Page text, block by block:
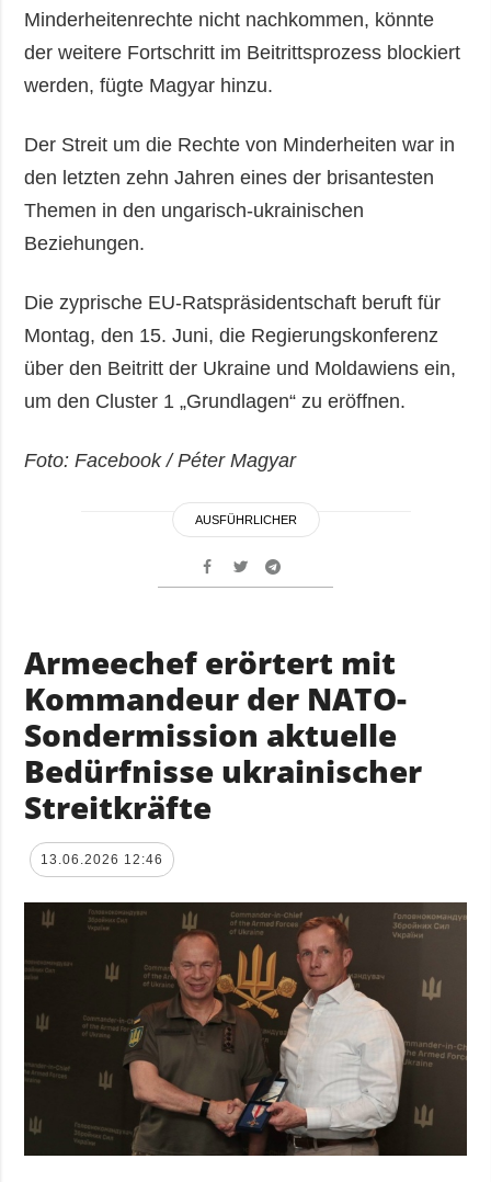
Minderheitenrechte nicht nachkommen, könnte
der weitere Fortschritt im Beitrittsprozess blockiert
werden, fügte Magyar hinzu.
Der Streit um die Rechte von Minderheiten war in
den letzten zehn Jahren eines der brisantesten
Themen in den ungarisch-ukrainischen
Beziehungen.
Die zyprische EU-Ratspräsidentschaft beruft für
Montag, den 15. Juni, die Regierungskonferenz
über den Beitritt der Ukraine und Moldawiens ein,
um den Cluster 1 „Grundlagen“ zu eröffnen.
Foto: Facebook / Péter Magyar
AUSFÜHRLICHER
Armeechef erörtert mit
Kommandeur der NATO-
Sondermission aktuelle
Bedürfnisse ukrainischer
Streitkräfte
13.06.2026 12:46